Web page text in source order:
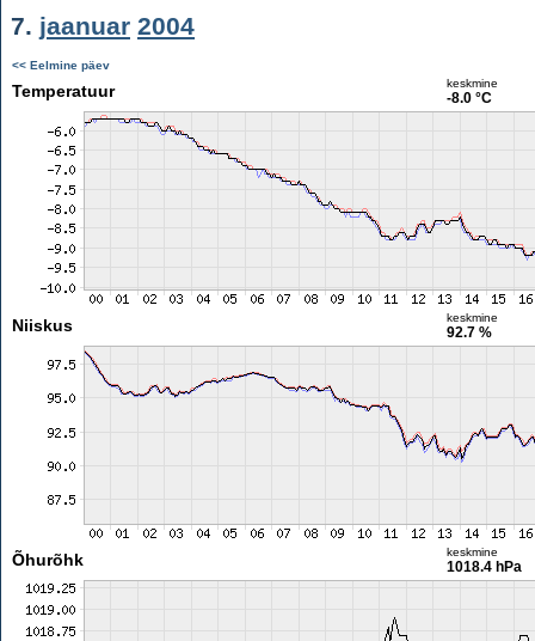
7. jaanuar 2004
<< Eelmine päev
Temperatuur keskmine
-8.0 °C
Niiskus keskmine
92.7 %
Õhurõhk keskmine
1018.4 hPa